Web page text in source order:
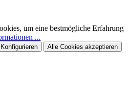
um eine bestmögliche Erfahrung
...
Konfigurieren Alle Cookies akzeptieren